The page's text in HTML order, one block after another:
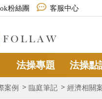
粉絲團 客服中心
法操專題 法操點
案例 臨庭筆記 經濟相關